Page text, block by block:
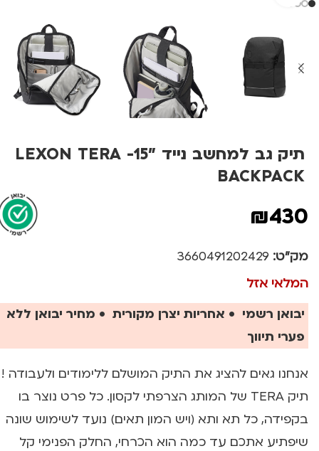
תיק גב למחשב נייד "15- LEXON TERA
BACKPACK
₪430
מק"ט: 3660491202429
המלאי אזל
יבואן רשמי • אחריות יצרן מקורית • מחיר יבואן ללא
פערי תיווך
אנחנו גאים להציג את התיק המושלם ללימודים ולעבודה !
תיק TERA של המותג הצרפתי לקסון. כל פרט נוצר בו
בקפידה, כל תא ותא (ויש המון תאים) נועד לשימוש שונה
שיפתיע אתכם עד כמה הוא הכרחי, החלק הפנימי קל